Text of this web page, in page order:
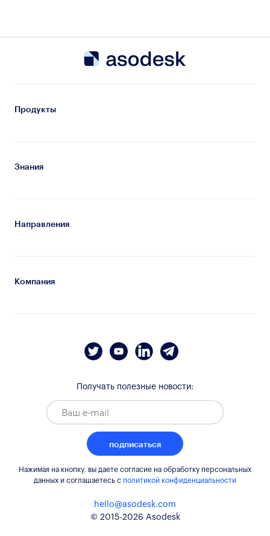
Продукты
Знания
Направления
Компания
Получать полезные новости:
подписаться
Нажимая на кнопку, вы даете согласие на обработку персональных
данных и соглашаетесь c политикой конфиденциальности
hello@asodesk.com
© 2015-2026 Asodesk